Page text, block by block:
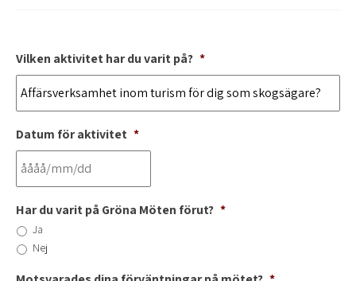
Vilken aktivitet har du varit på? *
Datum för aktivitet *
Har du varit på Gröna Möten förut? *
Ja
Nej